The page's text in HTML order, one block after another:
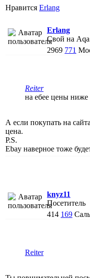
Нравится Erlang
Erlang
Свой на
2969 771
Reiter
на ебее цены ниже
А если покупать на
цена.
P.S.
Ebay наверное тоже
knyz11
Посетитель
414 169
Reiter